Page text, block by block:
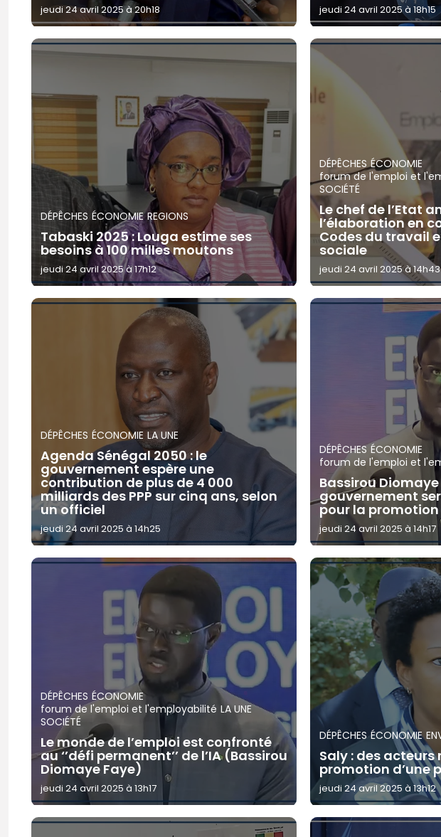
jeudi 24 avril 2025 à 20h18 jeudi 24 avril 2025 à 18h15
DÉPÊCHES ÉCONOMIE REGIONS
Tabaski 2025 : Louga estime ses
besoins à 100 milles moutons
jeudi 24 avril 2025 à 17h12
DÉPÊCHES ÉCONOMIE
forum de l'emploi et
SOCIÉTÉ
Le chef de l’Etat
l’élaboration en
Codes du travail
sociale
jeudi 24 avril 2025 à 14h43
DÉPÊCHES ÉCONOMIE LA UNE
Agenda Sénégal 2050 : le
gouvernement espère une
contribution de plus de 4 000
milliards des PPP sur cinq ans, selon
un officiel
jeudi 24 avril 2025 à 14h25
DÉPÊCHES ÉCONOMIE
forum de l'emploi et
Bassirou Diomaye
gouvernement
pour la
jeudi 24 avril 2025 à 14h17
DÉPÊCHES ÉCONOMIE
forum de l'emploi et l'employabilité LA UNE
SOCIÉTÉ
Le monde de l’emploi est confronté
au ‘’défi permanent’’ de l’IA (Bassirou
Diomaye Faye)
jeudi 24 avril 2025 à 13h17
DÉPÊCHES ÉCONOMIE
Saly : des
promotion d’une
jeudi 24 avril 2025 à 13h12